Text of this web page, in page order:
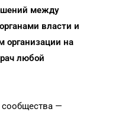
между
власти и
организации на
любой
—